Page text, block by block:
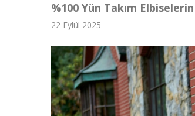
%100 Yün Takım
22 Eylül 2025